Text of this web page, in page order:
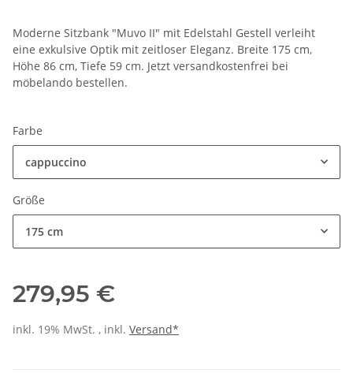
Moderne Sitzbank "Muvo II" mit Edelstahl Gestell verleiht
eine exkulsive Optik mit zeitloser Eleganz. Breite 175 cm,
Höhe 86 cm, Tiefe 59 cm. Jetzt versandkostenfrei bei
möbelando bestellen.
Farbe
cappuccino
Größe
175 cm
279,95 €
inkl. 19% MwSt. , inkl. Versand*